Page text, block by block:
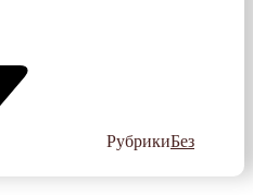
РубрикиБез